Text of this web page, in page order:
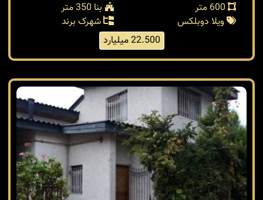
بنا 350 متر
ویلا دوبلکس
شهرک برند
22.500 میلیارد